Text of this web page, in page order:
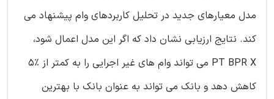
مدل معیارهای جدید در تحلیل کاربردهای وام پیشنهاد می
کند. نتایج ارزیابی نشان داد که اگر این مدل اعمال شود،
PT BPR X می تواند وام های غیر اجرایی را به کمتر از %5
کاهش دهد و بانک می تواند به عنوان بانک با بهترین